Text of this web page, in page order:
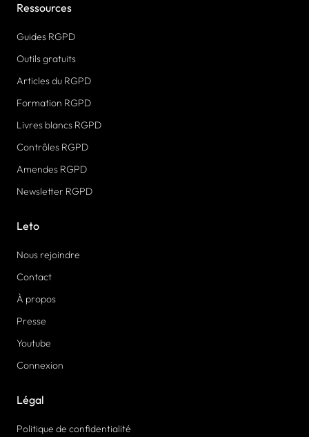
Ressources
Guides RGPD
Outils gratuits
Articles du RGPD
Formation RGPD
Livres blancs RGPD
Contrôles RGPD
Amendes RGPD
Newsletter RGPD
Leto
Nous rejoindre
Contact
À propos
Presse
Youtube
Connexion
Légal
Politique de confidentialité